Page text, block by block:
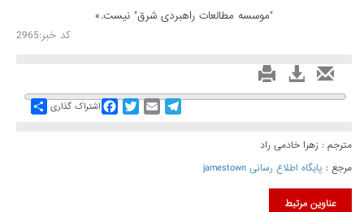
"موسسه مطالعات راهبردی شرق" نیست.»
کد خبر:2965
Share اشتراک گذاری
FacebookTwitterEmail
Telegram
مترجم : زهرا خادمی راد
مرجع : پايگاه اطلاع رسانی jamestown
عناوین مرتبط